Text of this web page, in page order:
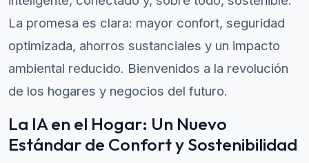
La promesa es clara: mayor confort, seguridad
optimizada, ahorros sustanciales y un impacto
ambiental reducido. Bienvenidos a la revolución
de los hogares y negocios del futuro.
La IA en el Hogar: Un Nuevo
Estándar de Confort y Sostenibilidad